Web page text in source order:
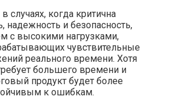
случаях, когда критична
надежность и безопасность,
с высокими нагрузками,
чувствительные
реального времени. Хотя
большего времени и
продукт будет более
к ошибкам.